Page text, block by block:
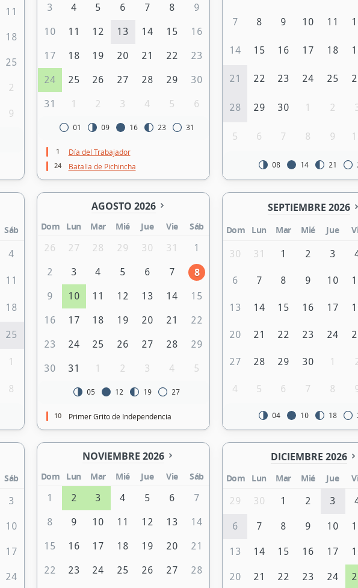
11
18
25
2
9
3 4 5 6 7 8 9
10 11 12 13 14 15 16
17 18 19 20 21 22 23
24 25 26 27 28 29 30
31 1 2 3 4 5 6
01 09 16 23 31
1 Día del Trabajador
24 Batalla de Pichincha
7 8 9 10 11
14 15 16 17 18
21 22 23 24 25
28 29 30 1 2
5 6 7 8 9
08 14 21
Sáb
4
11
18
25
1
8
AGOSTO 2026
Dom Lun Mar Mié Jue Vie
Sáb
26
27 28 29 30 31 1
2 3 4 5 6 7 8
9 10 11 12 13 14 15
16 17 18 19 20 21 22
23 24 25 26 27 28 29
30 31 1 2 3 4 5
05 12 19 27
10 Primer Grito de Independencia
SEPTIEMBRE 2026
Dom Lun Mar Mié Jue
30 31 1 2 3
6 7 8 9 10
13 14 15 16 17
20 21 22 23 24
27 28 29 30 1
4 5 6 7 8
04 10 18
Sáb
3
10
17
24
NOVIEMBRE 2026
Dom Lun Mar Mié Jue Vie
Sáb
1
2 3 4 5 6 7
8 9 10 11 12 13 14
15 16 17 18 19 20 21
22 23 24 25 26 27 28
DICIEMBRE 2026
Dom Lun Mar Mié Jue
29
30 1 2 3
6 7 8 9 10
13 14 15 16 17
20 21 22 23 24